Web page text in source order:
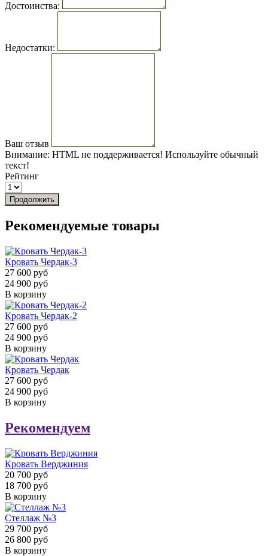
Достоинства:
Недостатки:
Ваш отзыв
Внимание: HTML не поддерживается! Используйте обычный
текст!
Рейтинг
Продолжить
Рекомендуемые товары
Кровать Чердак-3
27 600 руб
24 900 руб
В корзину
Кровать Чердак-2
27 600 руб
24 900 руб
В корзину
Кровать Чердак
27 600 руб
24 900 руб
В корзину
Рекомендуем
Кровать Верджиния
20 700 руб
18 700 руб
В корзину
Стеллаж №3
29 700 руб
26 800 руб
В корзину